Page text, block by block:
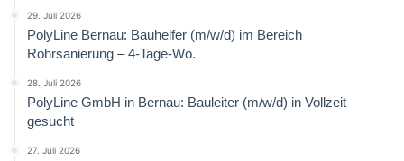
29. Juli 2026
PolyLine Bernau: Bauhelfer (m/w/d) im Bereich
Rohrsanierung – 4-Tage-Wo.
28. Juli 2026
PolyLine GmbH in Bernau: Bauleiter (m/w/d) in Vollzeit
gesucht
27. Juli 2026